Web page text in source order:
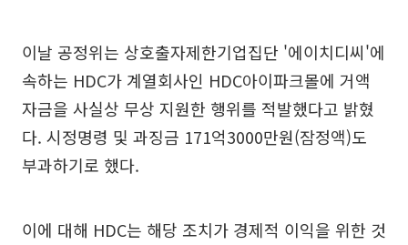
이날 공정위는 상호출자제한기업집단 '에이치디씨'에
속하는 HDC가 계열회사인 HDC아이파크몰에 거액
자금을 사실상 무상 지원한 행위를 적발했다고 밝혔
다. 시정명령 및 과징금 171억3000만원(잠정액)도
부과하기로 했다.
이에 대해 HDC는 해당 조치가 경제적 이익을 위한 것